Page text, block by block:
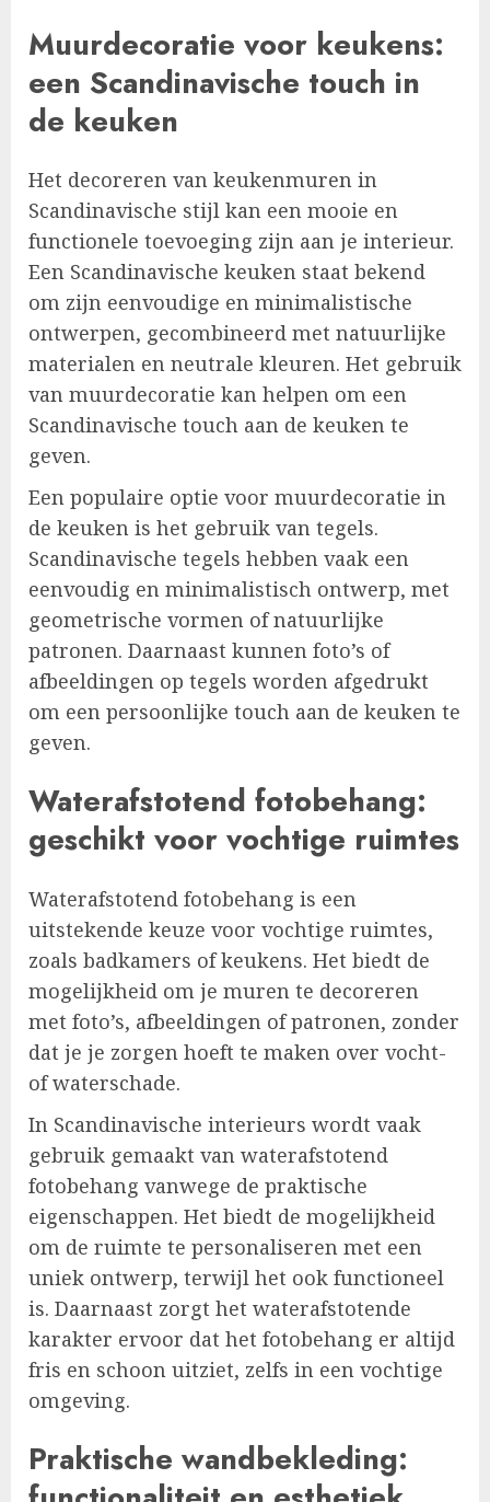
Muurdecoratie voor keukens:
een Scandinavische touch in
de keuken
Het decoreren van keukenmuren in
Scandinavische stijl kan een mooie en
functionele toevoeging zijn aan je interieur.
Een Scandinavische keuken staat bekend
om zijn eenvoudige en minimalistische
ontwerpen, gecombineerd met natuurlijke
materialen en neutrale kleuren. Het gebruik
van muurdecoratie kan helpen om een
Scandinavische touch aan de keuken te
geven.
Een populaire optie voor muurdecoratie in
de keuken is het gebruik van tegels.
Scandinavische tegels hebben vaak een
eenvoudig en minimalistisch ontwerp, met
geometrische vormen of natuurlijke
patronen. Daarnaast kunnen foto’s of
afbeeldingen op tegels worden afgedrukt
om een persoonlijke touch aan de keuken te
geven.
Waterafstotend fotobehang:
geschikt voor vochtige ruimtes
Waterafstotend fotobehang is een
uitstekende keuze voor vochtige ruimtes,
zoals badkamers of keukens. Het biedt de
mogelijkheid om je muren te decoreren
met foto’s, afbeeldingen of patronen, zonder
dat je je zorgen hoeft te maken over vocht-
of waterschade.
In Scandinavische interieurs wordt vaak
gebruik gemaakt van waterafstotend
fotobehang vanwege de praktische
eigenschappen. Het biedt de mogelijkheid
om de ruimte te personaliseren met een
uniek ontwerp, terwijl het ook functioneel
is. Daarnaast zorgt het waterafstotende
karakter ervoor dat het fotobehang er altijd
fris en schoon uitziet, zelfs in een vochtige
omgeving.
Praktische wandbekleding: